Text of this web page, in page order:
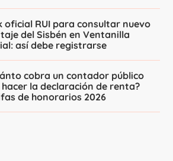
oficial RUI para consultar nuevo
del Sisbén en Ventanilla
así debe registrarse
cobra un contador público
la declaración de renta?
de honorarios 2026